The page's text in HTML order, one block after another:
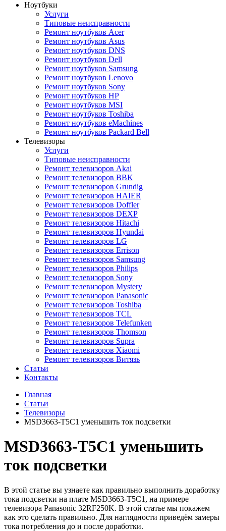
Ноутбуки
Услуги
Типовые неисправности
Ремонт ноутбуков Acer
Ремонт ноутбуков Asus
Ремонт ноутбуков DNS
Ремонт ноутбуков Dell
Ремонт ноутбуков Samsung
Ремонт ноутбуков Lenovo
Ремонт ноутбуков Sony
Ремонт ноутбуков HP
Ремонт ноутбуков MSI
Ремонт ноутбуков Toshiba
Ремонт ноутбуков eMachines
Ремонт ноутбуков Packard Bell
Телевизоры
Услуги
Типовые неисправности
Ремонт телевизоров Akai
Ремонт телевизоров BBK
Ремонт телевизоров Grundig
Ремонт телевизоров HAIER
Ремонт телевизоров Doffler
Ремонт телевизоров DEXP
Ремонт телевизоров Hitachi
Ремонт телевизоров Hyundai
Ремонт телевизоров LG
Ремонт телевизоров Errison
Ремонт телевизоров Samsung
Ремонт телевизоров Philips
Ремонт телевизоров Sony
Ремонт телевизоров Mystery
Ремонт телевизоров Panasonic
Ремонт телевизоров Toshiba
Ремонт телевизоров TCL
Ремонт телевизоров Telefunken
Ремонт телевизоров Thomson
Ремонт телевизоров Supra
Ремонт телевизоров Xiaomi
Ремонт телевизоров Витязь
Статьи
Контакты
Главная
Статьи
Телевизоры
MSD3663-T5C1 уменьшить ток подсветки
MSD3663-T5C1 уменьшить
ток подсветки
В этой статье вы узнаете как правильно выполнить доработку
тока подсветки на плате MSD3663-T5C1, на примере
телевизора Panasonic 32RF250K. В этой статье мы покажем
как это сделать правильно. Для наглядности приведём замеры
тока потребления до и после доработки.